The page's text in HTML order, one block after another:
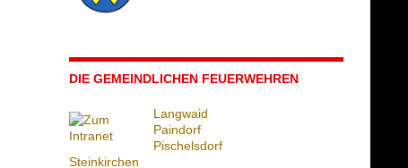
DIE GEMEINDLICHEN FEUERWEHREN
Langwaid
Paindorf
Pischelsdorf
Steinkirchen